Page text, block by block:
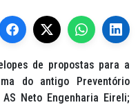
de propostas para a
do antigo Preventório
Neto Engenharia Eireli;